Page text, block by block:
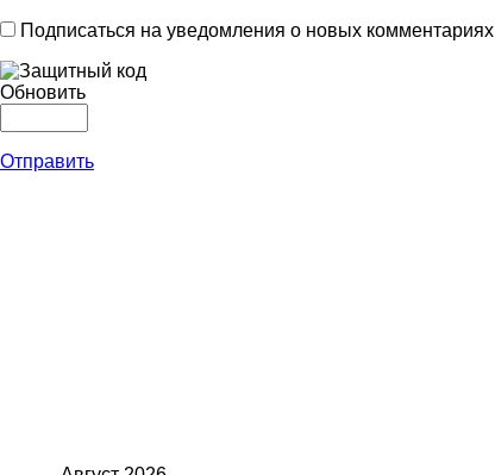
Подписаться на уведомления о новых комментариях
Обновить
Отправить